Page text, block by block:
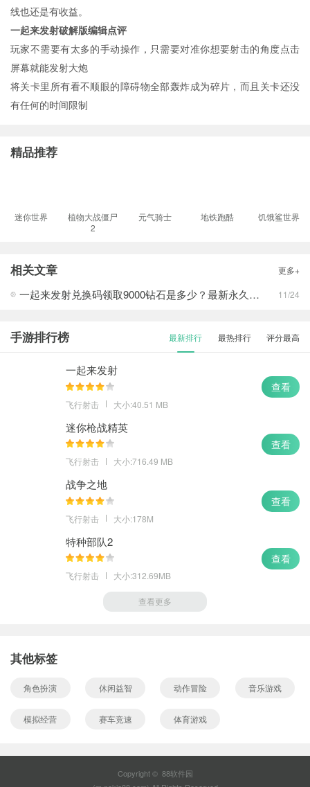
线也还是有收益。
一起来发射破解版编辑点评
玩家不需要有太多的手动操作，只需要对准你想要射击的角度点击
屏幕就能发射大炮
将关卡里所有看不顺眼的障碍物全部轰炸成为碎片，而且关卡还没
有任何的时间限制
精品推荐
迷你世界
植物大战僵尸
2
元气骑士 地铁跑酷 饥饿鲨世界
相关文章 更多+
一起来发射兑换码领取9000钻石是多少？最新永久兑换码 11/24
手游排行榜 最新排行 最热排行 评分最高
一起来发射
飞行射击 大小:40.51 MB
查看
迷你枪战精英
飞行射击 大小:716.49 MB
查看
战争之地
飞行射击 大小:178M
查看
特种部队2
飞行射击 大小:312.69MB
查看
查看更多
其他标签
角色扮演 休闲益智 动作冒险 音乐游戏
模拟经营 赛车竞速 体育游戏
Copyright © 88软件园